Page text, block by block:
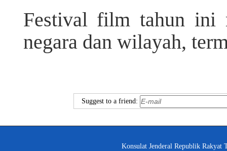
Festival film tahun ini
negara dan wilayah,
Suggest to a friend:
Konsulat Jenderal Republik Rakyat